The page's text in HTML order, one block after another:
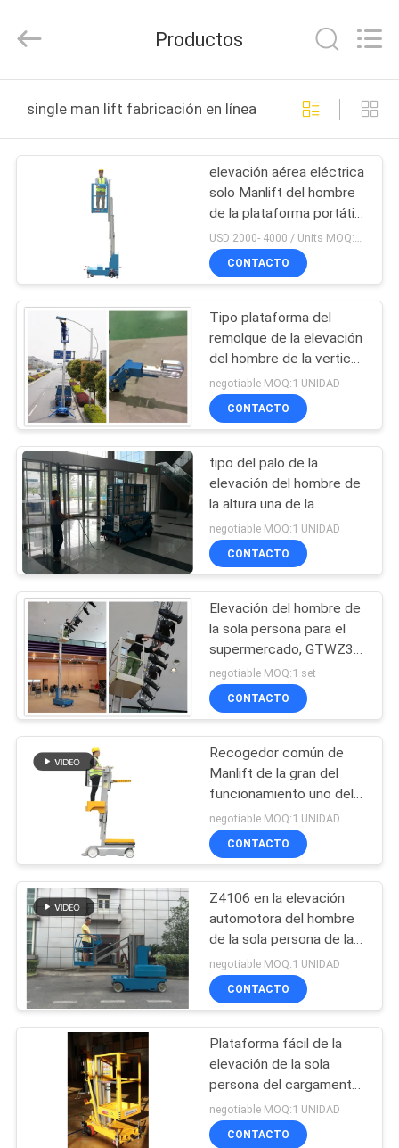
PRODUCTOS
NOSOTROS
VIAJE
DE
LA
FÁBRICA
CONTROL
DE
CALIDAD
ÉNTRENOS
EN
CONTACTO
CON
PIDA
MAPA
DEL
SITIO
PRIVACY
POLICY
MACHINERY
Rights
Productos
single man lift fabricación en línea
elevación aérea eléctrica
solo Manlift del hombre
de la plataforma portátil
del acceso de la altura
de los 4m una
USD 2000- 4000 / Units MOQ:1 set
CONTACTO
Tipo plataforma del
remolque de la elevación
del hombre de la vertical
una de 6 metros de
trabajo aéreo hidráulica
negotiable MOQ:1 UNIDAD
CONTACTO
tipo del palo de la
elevación del hombre de
la altura una de la
plataforma del 16m
carga de 160 kilogramos
para el servicio de
negotiable MOQ:1 UNIDAD
CONTACTO
Elevación del hombre de
la sola persona para el
supermercado, GTWZ3-
1003 Manlift automotor
negotiable MOQ:1 set
CONTACTO
Recogedor común de
Manlift de la gran del
funcionamiento uno del
hombre de la elevación
del orden plataforma
aérea del recogedor
negotiable MOQ:1 UNIDAD
CONTACTO
Z4106 en la elevación
automotora del hombre
de la sola persona de la
puerta y hacia fuera del
uso de la puerta,
elevación del auge
negotiable MOQ:1 UNIDAD
CONTACTO
Plataforma fácil de la
elevación de la sola
persona del cargamento
altura de funcionamiento
de 10 metros para el
negotiable MOQ:1 UNIDAD
CONTACTO